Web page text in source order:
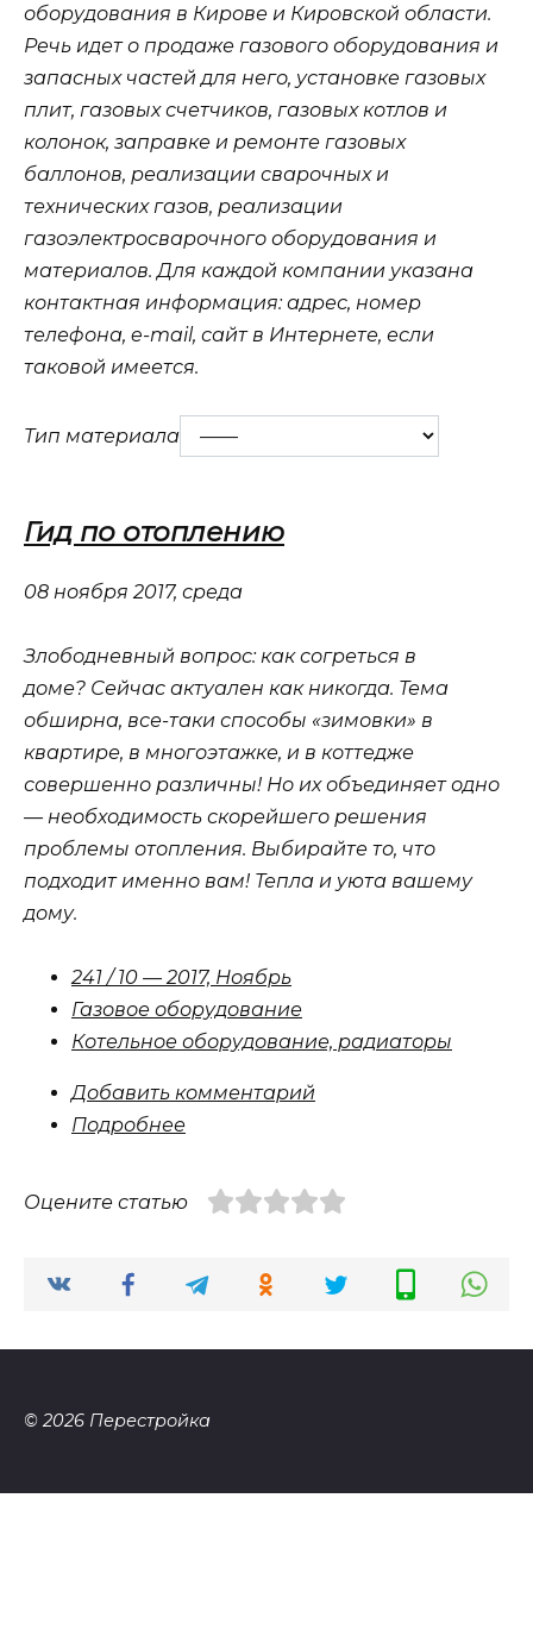
оборудования в Кирове и Кировской области.
Речь идет о продаже газового оборудования и
запасных частей для него, установке газовых
плит, газовых счетчиков, газовых котлов и
колонок, заправке и ремонте газовых
баллонов, реализации сварочных и
технических газов, реализации
газоэлектросварочного оборудования и
материалов. Для каждой компании указана
контактная информация: адрес, номер
телефона, e-mail, сайт в Интернете, если
таковой имеется.
Тип материала
Гид по отоплению
08 ноября 2017, среда
Злободневный вопрос: как согреться в
доме? Сейчас актуален как никогда. Тема
обширна, все-таки способы «зимовки» в
квартире, в многоэтажке, и в коттедже
совершенно различны! Но их объединяет одно
— необходимость скорейшего решения
проблемы отопления. Выбирайте то, что
подходит именно вам! Тепла и уюта вашему
дому.
241 / 10 — 2017, Ноябрь
Газовое оборудование
Котельное оборудование, радиаторы
Добавить комментарий
Подробнее
Оцените статью
© 2026 Перестройка